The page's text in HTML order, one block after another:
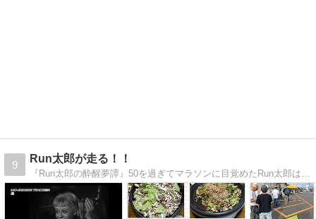
9
Run太郎が走る！！